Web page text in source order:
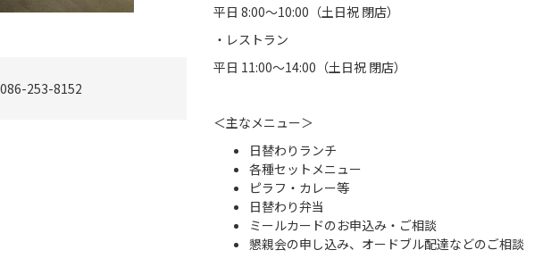
253-8152
平日 8:00～10:00（土日祝 閉店）
・レストラン
平日 11:00～14:00（土日祝 閉店）
＜主なメニュー＞
日替わりランチ
各種セットメニュー
ピラフ・カレー等
日替わり弁当
ミールカードのお申込み・ご相談
懇親会の申し込み、オードブル配達などのご相